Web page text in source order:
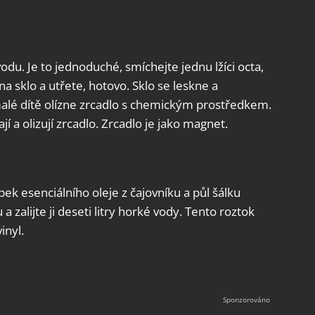
Je to jednoduché, smíchejte jednu lžíci octa,
sklo a utřete, hotovo. Sklo se leskne a
dítě olízne zrcadlo s chemickým prostředkem.
a olizují zrcadlo. Zrcadlo je jako magnet.
esenciálního oleje z čajovníku a půl šálku
zalijte ji deseti litry horké vody. Tento roztok